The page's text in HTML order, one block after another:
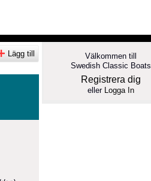
Lägg till
Välkommen till
Swedish Classic Boats
Registrera dig
eller Logga In